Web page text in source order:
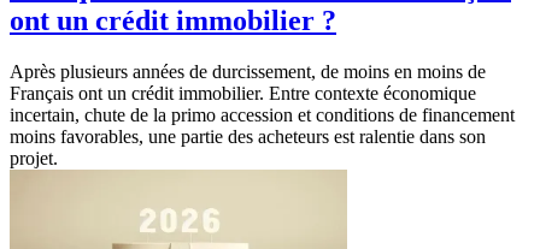
ont un crédit immobilier ?
Après plusieurs années de durcissement, de moins en moins de
Français ont un crédit immobilier. Entre contexte économique
incertain, chute de la primo accession et conditions de financement
moins favorables, une partie des acheteurs est ralentie dans son
projet.